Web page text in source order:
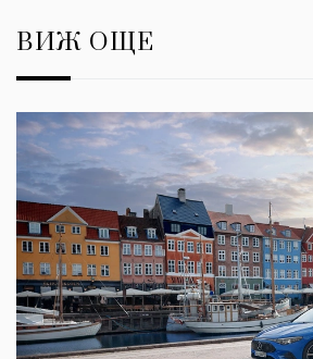
ВИЖ ОЩЕ